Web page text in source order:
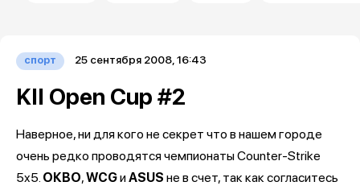
спорт 25 сентября 2008, 16:43
KII Open Cup #2
Наверное, ни для кого не секрет что в нашем городе
очень редко проводятся чемпионаты Counter-Strike
5x5. ОКВО,WCGиASUS не в счет, так как согласитесь